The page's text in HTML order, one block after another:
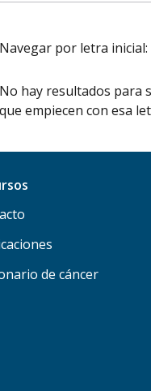
Navegar por letra inicial:
No hay resultados para
que empiecen con esa
de cáncer